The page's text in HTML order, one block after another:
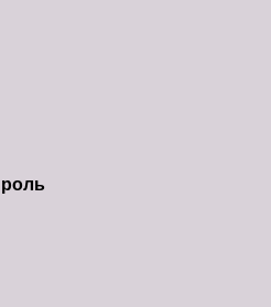
роль